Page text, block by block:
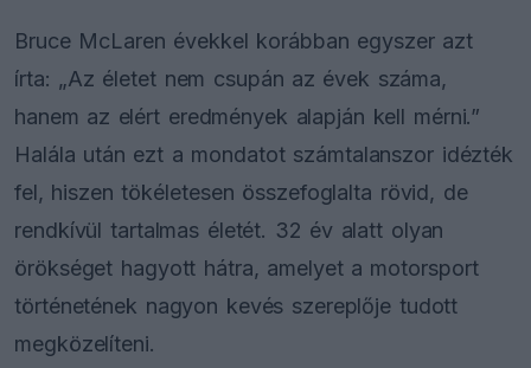
Bruce McLaren évekkel korábban egyszer azt
írta: „Az életet nem csupán az évek száma,
hanem az elért eredmények alapján kell mérni.”
Halála után ezt a mondatot számtalanszor idézték
fel, hiszen tökéletesen összefoglalta rövid, de
rendkívül tartalmas életét. 32 év alatt olyan
örökséget hagyott hátra, amelyet a motorsport
történetének nagyon kevés szereplője tudott
megközelíteni.